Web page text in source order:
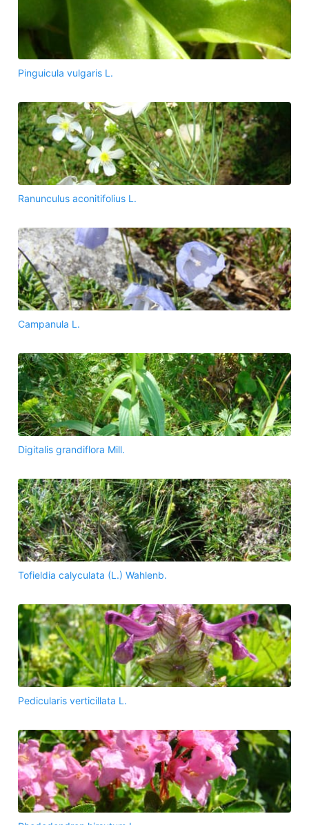
Pinguicula vulgaris L.
Ranunculus aconitifolius L.
Campanula L.
Digitalis grandiflora Mill.
Tofieldia calyculata (L.) Wahlenb.
Pedicularis verticillata L.